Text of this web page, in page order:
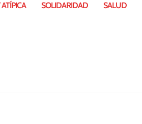
SOLIDARIDAD SALUD